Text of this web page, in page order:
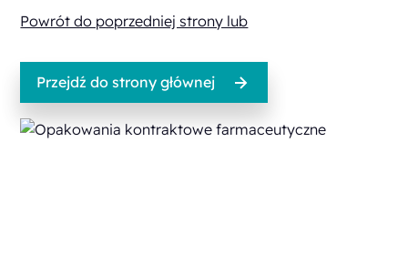
Powrót do poprzedniej strony lub
Przejdź do strony głównej